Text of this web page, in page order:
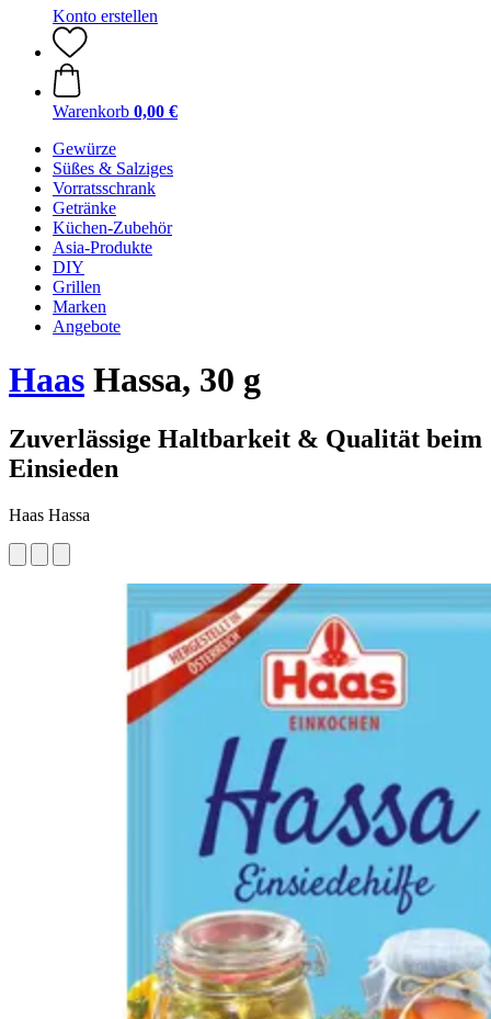
Konto erstellen
Warenkorb 0,00 €
Gewürze
Süßes & Salziges
Vorratsschrank
Getränke
Küchen-Zubehör
Asia-Produkte
DIY
Grillen
Marken
Angebote
Haas Hassa, 30 g
Zuverlässige Haltbarkeit & Qualität beim
Einsieden
Haas Hassa